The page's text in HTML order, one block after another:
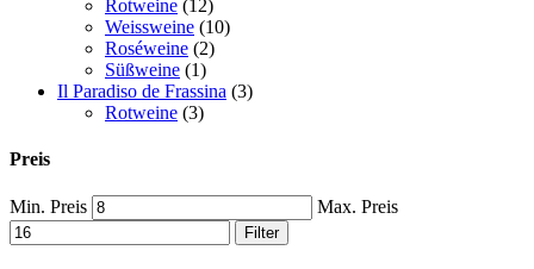
Rotweine (12)
Weissweine (10)
Roséweine (2)
Süßweine (1)
Il Paradiso de Frassina (3)
Rotweine (3)
Preis
Min. Preis Max. Preis
Filter